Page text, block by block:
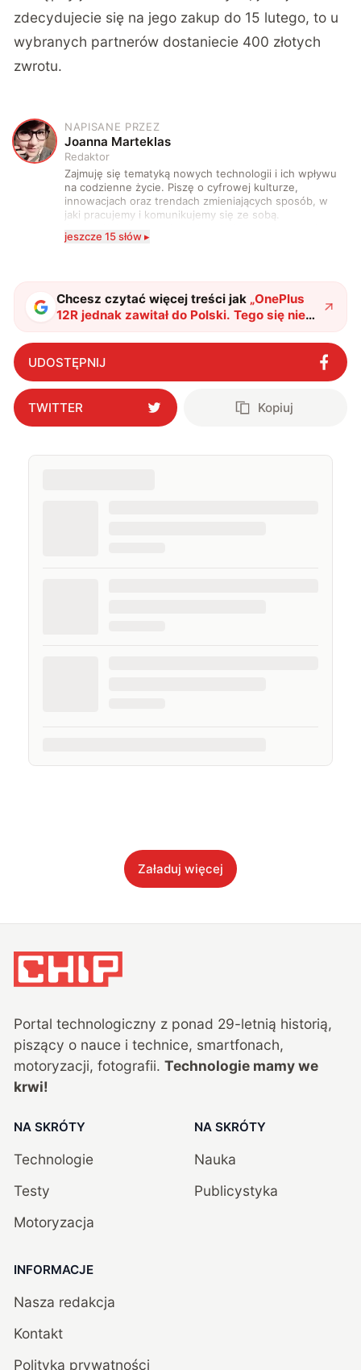
zdecydujecie się na jego zakup do 15 lutego, to u
wybranych partnerów dostaniecie 400 złotych
zwrotu.
J
NAPISANE PRZEZ
Joanna Marteklas
Redaktor
Zajmuję się tematyką nowych technologii i ich wpływu
na codzienne życie. Piszę o cyfrowej kulturze,
innowacjach oraz trendach zmieniających sposób, w
jaki pracujemy i komunikujemy się ze sobą.
Szczególnie interesuje mnie relacja między rozwojem
technologii a współczesną popkulturą. W wolnych
jeszcze 15 słów ▸
Chcesz czytać więcej treści jak „OnePlus
12R jednak zawitał do Polski. Tego się nie
spodziewaliśmy"?
UDOSTĘPNIJ
TWITTER Kopiuj
Załaduj więcej
Portal technologiczny z ponad 29-letnią historią,
piszący o nauce i technice, smartfonach,
motoryzacji, fotografii. Technologie mamy we
krwi!
NA SKRÓTY
Technologie
Testy
Motoryzacja
NA SKRÓTY
Nauka
Publicystyka
INFORMACJE
Nasza redakcja
Kontakt
Polityka prywatności